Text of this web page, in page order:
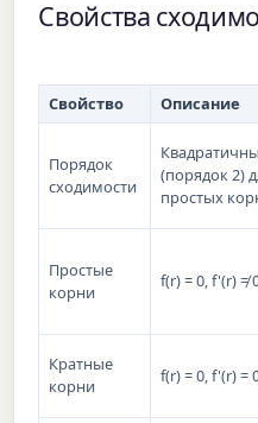
Свойства
Свойство Описание
Порядок
сходимости
(порядок 2)
простых
Простые
корни
f(r) = 0, f'(r) ≠
Кратные
корни
f(r) = 0, f'(r) =